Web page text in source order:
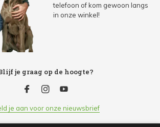
telefoon of kom gewoon langs
in onze winkel!
je graag op de hoogte?
je aan voor onze nieuwsbrief